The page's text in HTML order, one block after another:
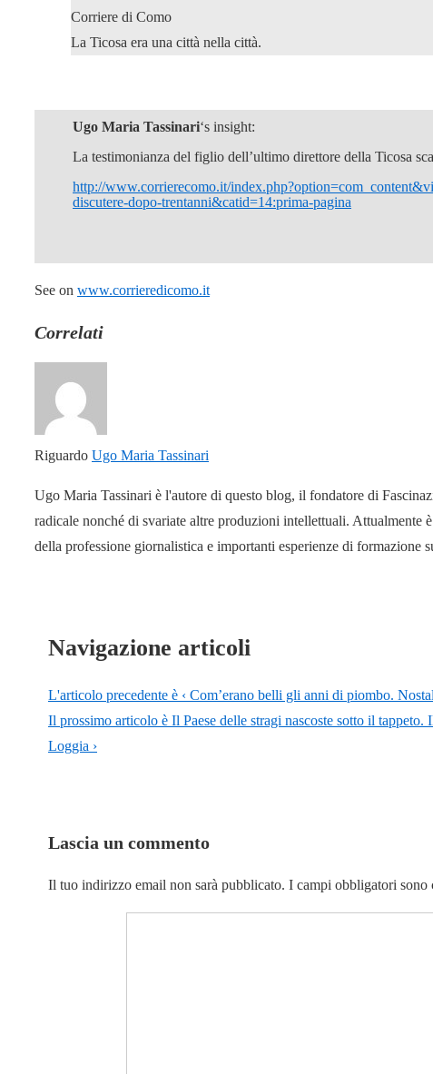
Corriere di Como
La Ticosa era una città nella città.
Ugo Maria Tassinari‘s insight:
La testimonianza del figlio dell’ultimo direttore della Ticosa
http://www.corrierecomo.it/
discutere-dopo-trentanni&catid=14:prima-pagina
See on www.corrieredicomo.it
Correlati
Riguardo Ugo Maria Tassinari
Ugo Maria Tassinari è l'autore di questo blog, il fondatore di
radicale nonché di svariate altre produzioni intellettuali. Attualmente
della professione giornalistica e importanti esperienze di formazione
Navigazione articoli
L'articolo precedente è ‹ Com’erano belli gli anni di piombo.
Il prossimo articolo è Il Paese delle stragi nascoste sotto il
Loggia ›
Lascia un commento
Il tuo indirizzo email non sarà pubblicato. I campi obbligatori sono